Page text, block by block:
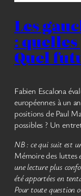
Les
:
Quel
Fabien Escalona
européennes à un
positions de Paul
possibles ? Un
NB : ce qui suit est
Mémoire des luttes
une lecture plus
été apportées en
Pour toute question